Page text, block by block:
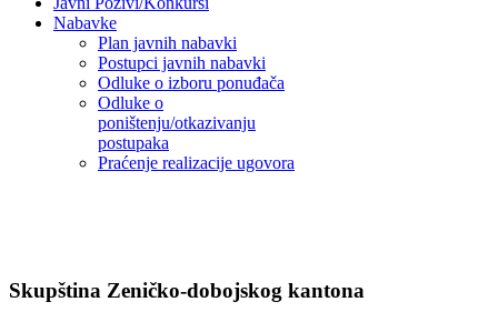
Nabavke
Plan javnih nabavki
Postupci javnih nabavki
Odluke o izboru ponuđača
Odluke o
poništenju/otkazivanju
postupaka
Praćenje realizacije ugovora
Skupština Zeničko-dobojskog kantona